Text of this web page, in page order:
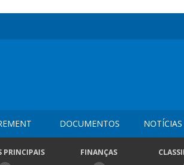
DOCUMENTOS
PRINCIPAIS FINANÇAS